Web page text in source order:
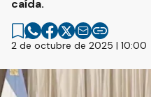
caída.
2 de octubre de 2025 | 10:00